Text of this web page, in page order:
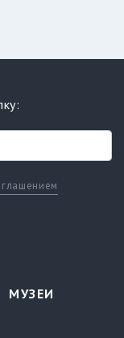
МУЗЕИ